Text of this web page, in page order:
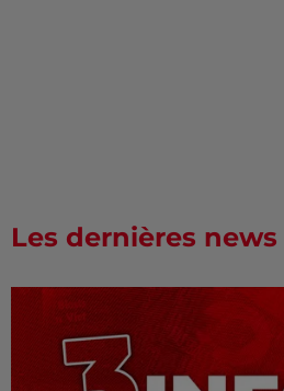
Les dernières news